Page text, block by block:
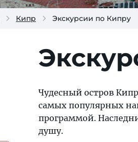
Кипр Экскурсии по Кипру
Чудесный остров
самых популярных
программой.
душу.